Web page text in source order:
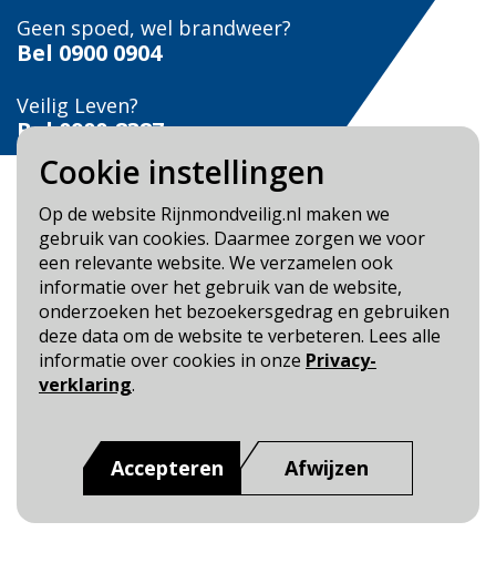
Cookie instellingen
Op de website Rijnmondveilig.nl maken we
gebruik van cookies. Daarmee zorgen we voor
een relevante website. We verzamelen ook
informatie over het gebruik van de website,
onderzoeken het bezoekersgedrag en gebruiken
deze data om de website te verbeteren. Lees alle
informatie over cookies in onze Privacy-
verklaring.
Accepteren Afwijzen
Geen spoed, wel brandweer?
Bel 0900 0904
Veilig Leven?
Bel 0900-8387
Blijf op de hoogte
Cookie- en Privacybeleid
Toegankelijkheid